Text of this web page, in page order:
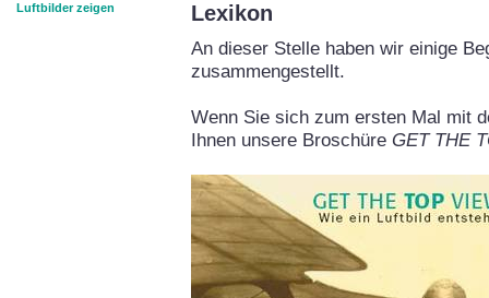
Luftbilder zeigen Lexikon
An dieser Stelle haben wir einige
zusammengestellt.
Wenn Sie sich zum ersten Mal mit
Ihnen unsere Broschüre GET THE